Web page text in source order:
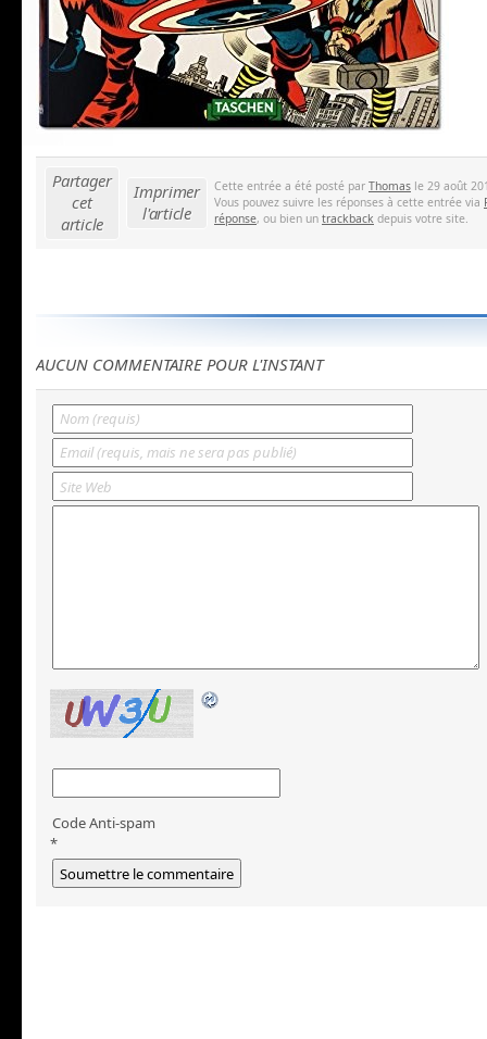
Partager
cet
article
Imprimer
l'article
Cette entrée a été posté par Thomas le 29 août
Vous pouvez suivre les réponses à cette entrée via
réponse, ou bien un trackback depuis votre site.
AUCUN COMMENTAIRE POUR L'INSTANT
Code Anti-spam
*